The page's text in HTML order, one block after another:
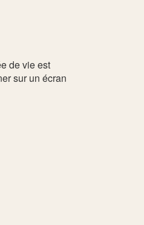
de vie est
sur un écran